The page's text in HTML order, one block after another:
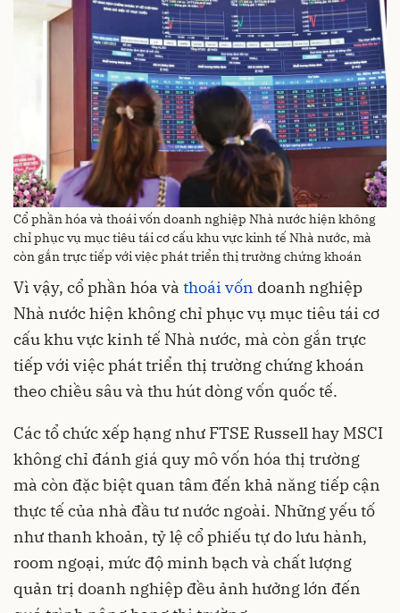
Cổ phần hóa và thoái vốn doanh nghiệp Nhà nước hiện không
chỉ phục vụ mục tiêu tái cơ cấu khu vực kinh tế Nhà nước, mà
còn gắn trực tiếp với việc phát triển thị trường chứng khoán
Vì vậy, cổ phần hóa và thoái vốn doanh nghiệp
Nhà nước hiện không chỉ phục vụ mục tiêu tái cơ
cấu khu vực kinh tế Nhà nước, mà còn gắn trực
tiếp với việc phát triển thị trường chứng khoán
theo chiều sâu và thu hút dòng vốn quốc tế.
Các tổ chức xếp hạng như FTSE Russell hay MSCI
không chỉ đánh giá quy mô vốn hóa thị trường
mà còn đặc biệt quan tâm đến khả năng tiếp cận
thực tế của nhà đầu tư nước ngoài. Những yếu tố
như thanh khoản, tỷ lệ cổ phiếu tự do lưu hành,
room ngoại, mức độ minh bạch và chất lượng
quản trị doanh nghiệp đều ảnh hưởng lớn đến